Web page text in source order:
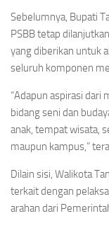
Sebelumnya, Bupati
PSBB tetap
yang diberikan untuk
seluruh komponen
“Adapun aspirasi dari
bidang seni dan
anak, tempat wisata,
maupun kampus,”
Dilain sisi, Walikota
terkait dengan
arahan dari